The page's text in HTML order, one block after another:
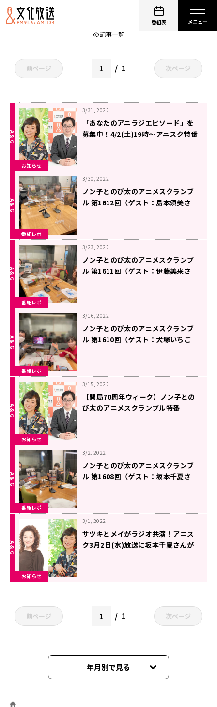
番組表
の記事一覧
前ページ 1 次ページ
お知らせ
3/31, 2022
「あなたのアニラジエピソード」を
募集中！4/2(土)19時〜アニスク特番
番組レポ
3/30, 2022
ノン子とのび太のアニメスクランブ
ル 第1612回（ゲスト：島本須美さ
番組レポ
3/23, 2022
ノン子とのび太のアニメスクランブ
ル 第1611回（ゲスト：伊藤美来さ
番組レポ
3/16, 2022
ノン子とのび太のアニメスクランブ
ル 第1610回（ゲスト：犬塚いちご
お知らせ
3/15, 2022
【開局70周年ウィーク】ノン子との
び太のアニメスクランブル特番
番組レポ
3/2, 2022
ノン子とのび太のアニメスクランブ
ル 第1608回（ゲスト：坂本千夏さ
お知らせ
3/1, 2022
サツキとメイがラジオ共演！アニス
ク3月2日(水)放送に坂本千夏さんが
前ページ 1 次ページ
年月別で見る
2026年03月